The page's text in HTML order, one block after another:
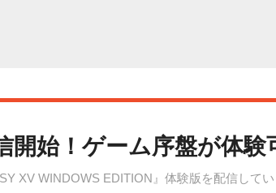
開始！ゲーム序盤が体験
XV WINDOWS EDITION』体験版を配信してい